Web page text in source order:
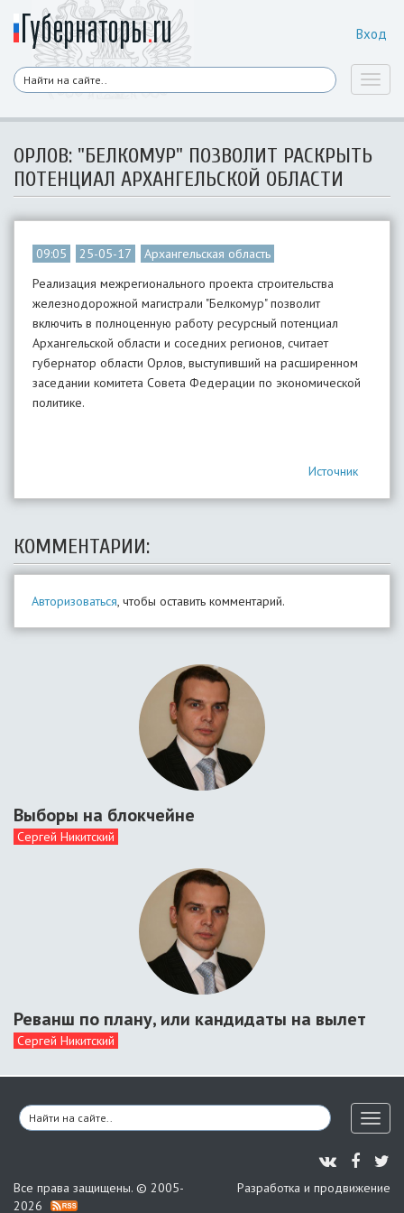
Вход
ОРЛОВ: "БЕЛКОМУР" ПОЗВОЛИТ РАСКРЫТЬ
ПОТЕНЦИАЛ АРХАНГЕЛЬСКОЙ ОБЛАСТИ
09:05 25-05-17
Архангельская область
Реализация межрегионального проекта строительства
железнодорожной магистрали "Белкомур" позволит
включить в полноценную работу ресурсный потенциал
Архангельской области и соседних регионов, считает
губернатор области Орлов, выступивший на расширенном
заседании комитета Совета Федерации по экономической
политике.
Источник
КОММЕНТАРИИ:
Авторизоваться, чтобы оставить комментарий.
Выборы на блокчейне
Сергей Никитский
Реванш по плану, или кандидаты на вылет
Сергей Никитский
Все права защищены. © 2005-
2026
Разработка и продвижение